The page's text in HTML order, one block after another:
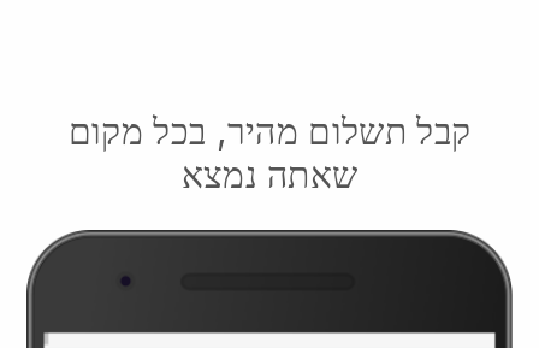
קבל תשלום מהיר, בכל מקום
שאתה נמצא